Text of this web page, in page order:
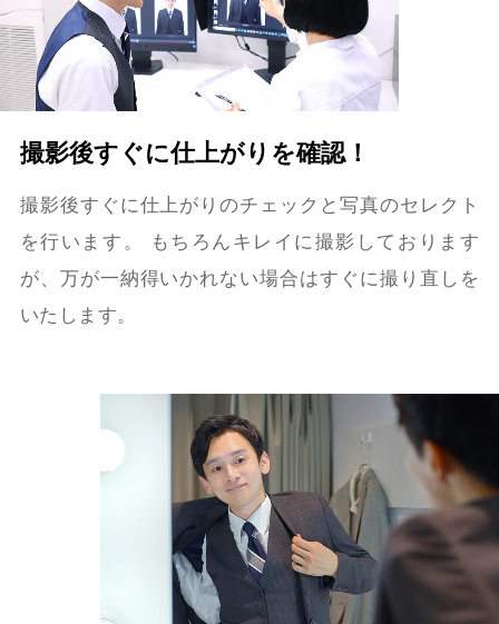
撮影後すぐに仕上がりを確認！
撮影後すぐに仕上がりのチェックと写真のセレクト
を行います。
もちろんキレイに撮影しております
が、万が一納得いかれない場合はすぐに撮り直しを
いたします。